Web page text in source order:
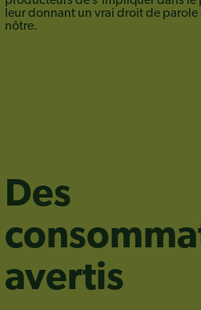
leur donnant un vrai droit de parole
nôtre.
Des
avertis